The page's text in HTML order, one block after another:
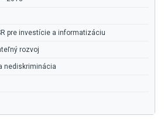
pre investície a informatizáciu
rozvoj
nediskriminácia